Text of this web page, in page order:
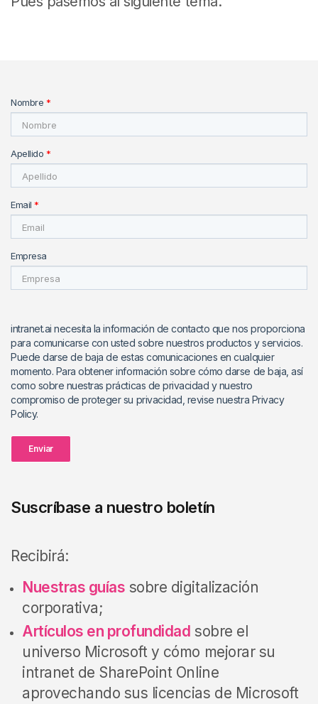
Nombre *
Apellido *
Email *
Empresa
intranet.ai necesita la información de contacto que nos proporciona
para comunicarse con usted sobre nuestros productos y servicios.
Puede darse de baja de estas comunicaciones en cualquier
momento. Para obtener información sobre cómo darse de baja, así
como sobre nuestras prácticas de privacidad y nuestro
compromiso de proteger su privacidad, revise nuestra Privacy
Policy.
Enviar
Suscríbase a nuestro boletín
Recibirá:
Nuestras guías sobre digitalización
corporativa;
Artículos en profundidad sobre el
universo Microsoft y cómo mejorar su
intranet de SharePoint Online
aprovechando sus licencias de Microsoft